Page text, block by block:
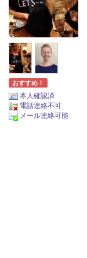
おすすめ！
本人確認済
電話連絡不可
メール連絡可能